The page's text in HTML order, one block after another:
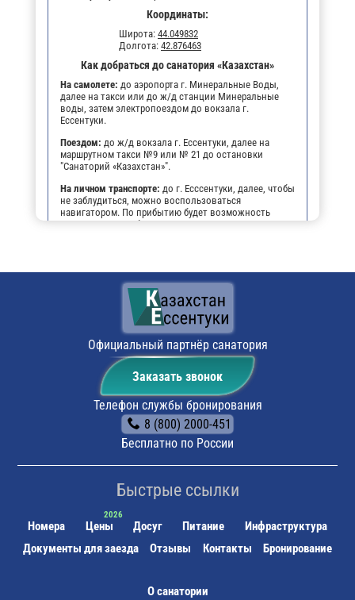
Координаты:
Широта: 44.049832
Долгота: 42.876463
Как добраться до санатория «Казахстан»
На самолете: до аэропорта г. Минеральные Воды,
далее на такси или до ж/д станции Минеральные
воды, затем электропоездом до вокзала г.
Ессентуки.
Поездом: до ж/д вокзала г. Ессентуки, далее на
маршрутном такси №9 или № 21 до остановки
"Санаторий «Казахстан»".
На личном транспорте: до г. Есссентуки, далее, чтобы
не заблудиться, можно воспользоваться
навигатором. По прибытию будет возможность
оставить автомобиль на парковке санатория.
санатория «Казахстан». Вас встретит и сопроводит
наш представитель.
Общественный транспорт:До санатория «Казахстан»
идут маршрутные такси №9 и №21.
Официальный партнёр санатория
Заказать звонок
Телефон службы бронирования
8 (800) 2000-451
Бесплатно по России
Быстрые ссылки
Номера Цены Досуг Питание
Инфраструктура
Документы для заезда
Отзывы Контакты Бронирование
О санатории